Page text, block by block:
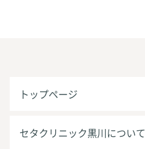
トップページ
セタクリニック黒川について